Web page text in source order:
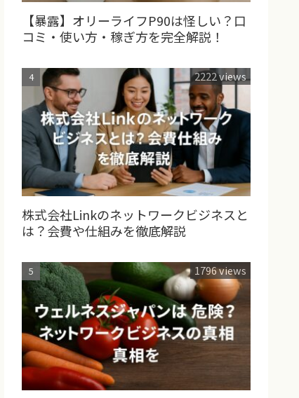
【暴露】オリーライフP90は怪しい？口
コミ・使い方・稼ぎ方を完全解説！
株式会社Linkのネットワークビジネスと
は？会費や仕組みを徹底解説
2222 views
1796 views